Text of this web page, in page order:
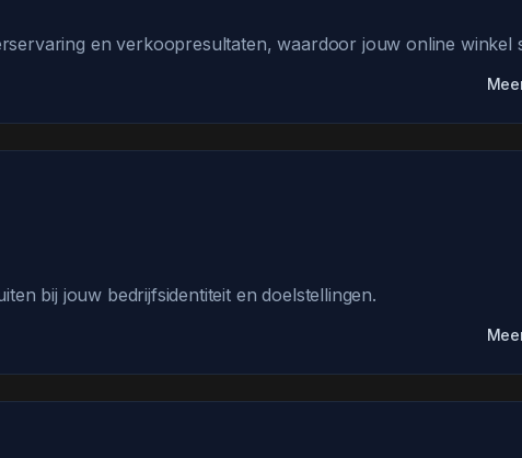
en verkoopresultaten, waardoor jouw online winkel
bij jouw bedrijfsidentiteit en doelstellingen.